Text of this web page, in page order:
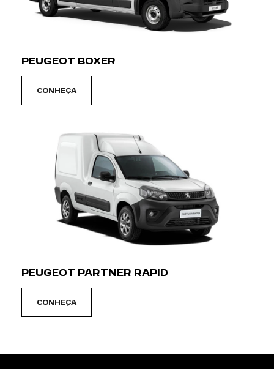
PEUGEOT BOXER
CONHEÇA
PEUGEOT PARTNER RAPID
CONHEÇA